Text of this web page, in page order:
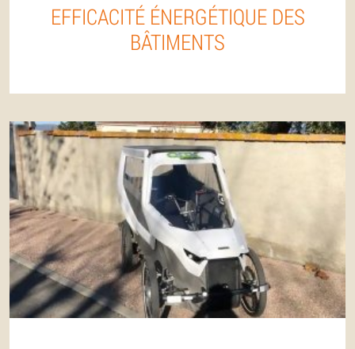
EFFICACITÉ ÉNERGÉTIQUE DES
BÂTIMENTS